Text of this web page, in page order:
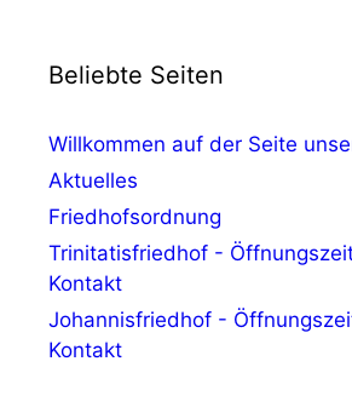
Beliebte Seiten
Willkommen auf der Seite
Aktuelles
Friedhofsordnung
Trinitatisfriedhof -
Kontakt
Johannisfriedhof -
Kontakt